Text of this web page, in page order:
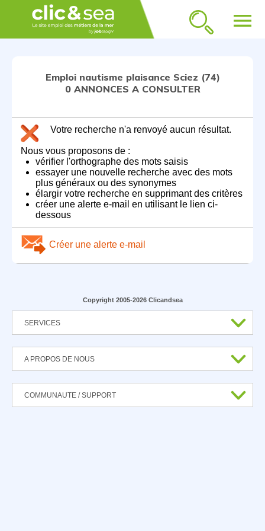
menu
Emploi nautisme plaisance Sciez (74)
0 ANNONCES A CONSULTER
Votre recherche n'a renvoyé aucun résultat.
Nous vous proposons de :
vérifier l'orthographe des mots saisis
essayer une nouvelle recherche avec des mots
plus généraux ou des synonymes
élargir votre recherche en supprimant des critères
créer une alerte e-mail en utilisant le lien ci-
dessous
Créer une alerte e-mail
Copyright 2005-2026 Clicandsea
SERVICES
A PROPOS DE NOUS
COMMUNAUTE / SUPPORT